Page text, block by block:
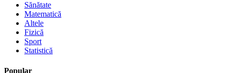
Sănătate
Matematică
Altele
Fizică
Sport
Statistică
Popular